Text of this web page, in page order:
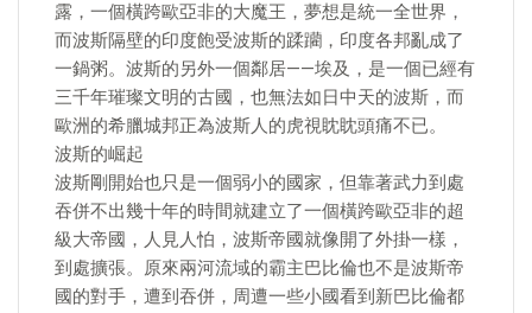
露，一個橫跨歐亞非的大魔王，夢想是統一全世界，
而波斯隔壁的印度飽受波斯的蹂躪，印度各邦亂成了
一鍋粥。波斯的另外一個鄰居——埃及，是一個已經有
三千年璀璨文明的古國，也無法如日中天的波斯，而
歐洲的希臘城邦正為波斯人的虎視眈眈頭痛不已。
波斯的崛起
波斯剛開始也只是一個弱小的國家，但靠著武力到處
吞併不出幾十年的時間就建立了一個橫跨歐亞非的超
級大帝國，人見人怕，波斯帝國就像開了外掛一樣，
到處擴張。原來兩河流域的霸主巴比倫也不是波斯帝
國的對手，遭到吞併，周遭一些小國看到新巴比倫都